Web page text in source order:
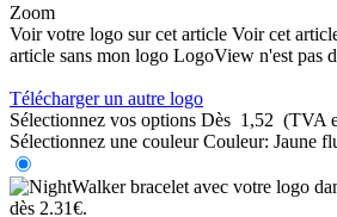
Zoom
Voir votre logo sur cet article Voir cet
article sans mon logo LogoView n'est pas
Télécharger un autre logo
Sélectionnez vos options Dès 1,52 (TVA
Sélectionnez une couleur Couleur: Jaune